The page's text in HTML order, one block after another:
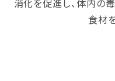
消化を促進し、体内の
食材